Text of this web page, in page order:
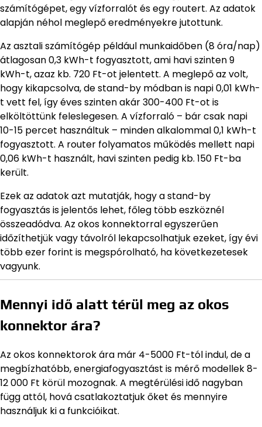
számítógépet, egy vízforralót és egy routert. Az adatok
alapján néhol meglepő eredményekre jutottunk.
Az asztali számítógép például munkaidőben (8 óra/nap)
átlagosan 0,3 kWh-t fogyasztott, ami havi szinten 9
kWh-t, azaz kb. 720 Ft-ot jelentett. A meglepő az volt,
hogy kikapcsolva, de stand-by módban is napi 0,01 kWh-
t vett fel, így éves szinten akár 300-400 Ft-ot is
elköltöttünk feleslegesen. A vízforraló – bár csak napi
10-15 percet használtuk – minden alkalommal 0,1 kWh-t
fogyasztott. A router folyamatos működés mellett napi
0,06 kWh-t használt, havi szinten pedig kb. 150 Ft-ba
került.
Ezek az adatok azt mutatják, hogy a stand-by
fogyasztás is jelentős lehet, főleg több eszköznél
összeadódva. Az okos konnektorral egyszerűen
időzíthetjük vagy távolról lekapcsolhatjuk ezeket, így évi
több ezer forint is megspórolható, ha következetesek
vagyunk.
Mennyi idő alatt térül meg az okos
konnektor ára?
Az okos konnektorok ára már 4-5000 Ft-tól indul, de a
megbízhatóbb, energiafogyasztást is mérő modellek 8-
12 000 Ft körül mozognak. A megtérülési idő nagyban
függ attól, hová csatlakoztatjuk őket és mennyire
használjuk ki a funkcióikat.